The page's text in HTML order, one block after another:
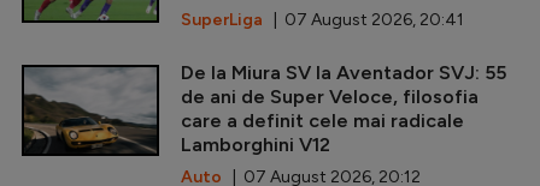
SuperLiga | 07 August 2026, 20:41
De la Miura SV la Aventador SVJ: 55
de ani de Super Veloce, filosofia
care a definit cele mai radicale
Lamborghini V12
Auto | 07 August 2026, 20:12